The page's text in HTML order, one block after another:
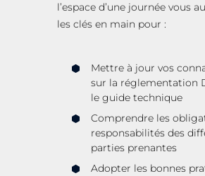
l’espace d’une journée vous
les clés en main pour :
Mettre à jour vos
sur la réglementation
le guide technique
Comprendre les
responsabilités des
parties prenantes
Adopter les bonnes